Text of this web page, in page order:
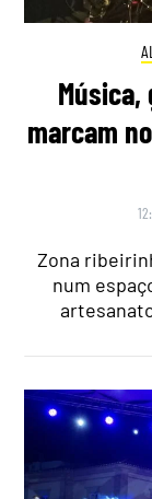
marcam
Zona
num